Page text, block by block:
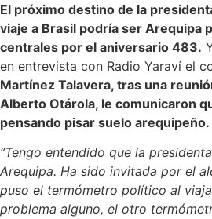
El próximo destino de la
viaje a Brasil podría ser Arequipa
centrales por el aniversario 483.
en entrevista con Radio Yaraví el
Martínez Talavera, tras una
Alberto Otárola, le comunicaron
pensando pisar suelo arequipeño.
“Tengo entendido que la
Arequipa. Ha sido invitada por el
puso el termómetro político al
problema alguno, el otro